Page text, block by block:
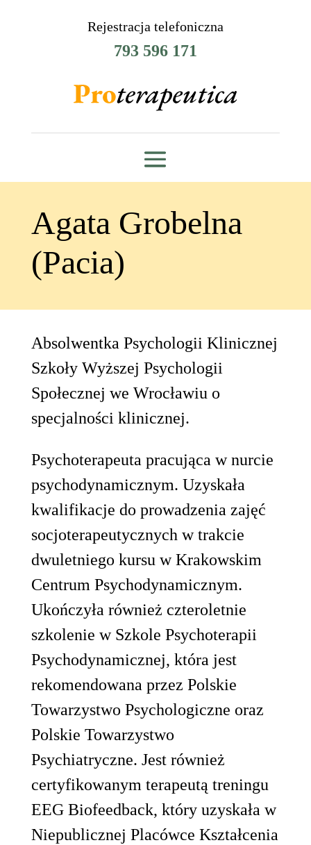
Rejestracja telefoniczna
793 596 171
Agata Grobelna
(Pacia)
Absolwentka Psychologii Klinicznej
Szkoły Wyższej Psychologii
Społecznej we Wrocławiu o
specjalności klinicznej.
Psychoterapeuta pracująca w nurcie
psychodynamicznym. Uzyskała
kwalifikacje do prowadzenia zajęć
socjoterapeutycznych w trakcie
dwuletniego kursu w Krakowskim
Centrum Psychodynamicznym.
Ukończyła również czteroletnie
szkolenie w Szkole Psychoterapii
Psychodynamicznej, która jest
rekomendowana przez Polskie
Towarzystwo Psychologiczne oraz
Polskie Towarzystwo
Psychiatryczne. Jest również
certyfikowanym terapeutą treningu
EEG Biofeedback, który uzyskała w
Niepublicznej Placówce Kształcenia